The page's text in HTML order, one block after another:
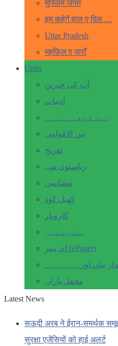
मुस्लिम जगत
हम कहेगें हाल ए दिल …
Uttar Pradesh
महफ़िल ए याराँ
Urdu
آپ کی خبریں
ادبیات
بہت کچھ۔ ۔۔۔۔۔
بین الاقوامی
تفریح
ریاستوں سے
مضامین
کھیل کود
کاروبار
ہندوستان
ای پیپر (ePaper)
بیاں اور۔۔۔۔۔۔۔
محفل یاراں
Latest News
सऊदी अरब ने ईरान-समर्थक
सुरक्षा एजेंसियों को हाई अलर्ट